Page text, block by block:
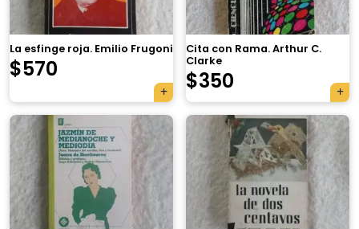
La esfinge roja. Emilio Frugoni
$570
Cita con Rama. Arthur C.
Clarke
$350
×